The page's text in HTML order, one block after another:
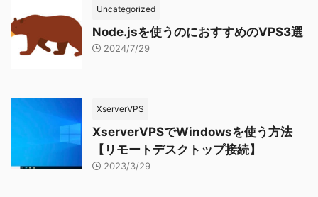
Uncategorized
Node.jsを使うのにおすすめのVPS3選
2024/7/29
XserverVPS
XserverVPSでWindowsを使う方法
【リモートデスクトップ接続】
2023/3/29